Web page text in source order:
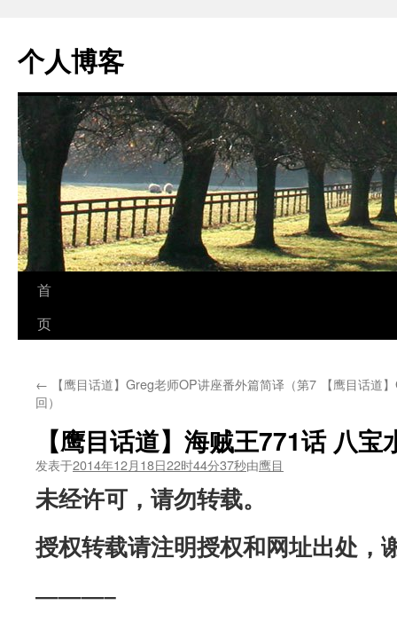
个人博客
跳
至
文
首
页
← 【鹰目话道】Greg老师OP讲座番外篇简译（第7
回）
【鹰目话道
【鹰目话道】海贼王771话 八宝
发表于2014年12月18日22时44分37秒由鹰目
未经许可，请勿转载。
授权转载请注明授权和网址出处，
———–